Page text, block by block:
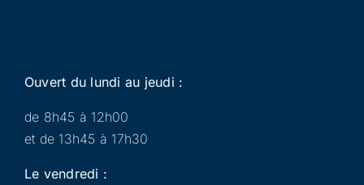
Ouvert du lundi au jeudi :
de 8h45 à 12h00
et de 13h45 à 17h30
Le vendredi :